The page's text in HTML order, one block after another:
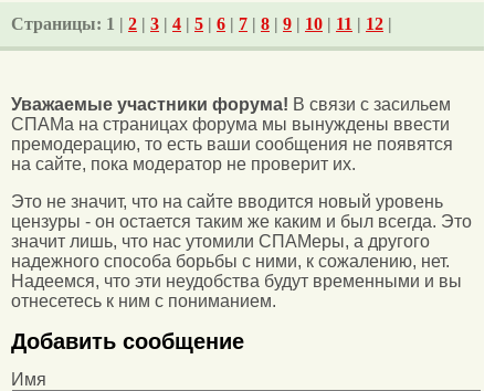
Страницы: 1 | 2 | 3 | 4 | 5 | 6 | 7 | 8 | 9 | 10 | 11 | 12 |
Уважаемые участники форума! В связи с засильем
СПАМа на страницах форума мы вынуждены ввести
премодерацию, то есть ваши сообщения не появятся
на сайте, пока модератор не проверит их.
Это не значит, что на сайте вводится новый уровень
цензуры - он остается таким же каким и был всегда. Это
значит лишь, что нас утомили СПАМеры, а другого
надежного способа борьбы с ними, к сожалению, нет.
Надеемся, что эти неудобства будут временными и вы
отнесетесь к ним с пониманием.
Добавить сообщение
Имя